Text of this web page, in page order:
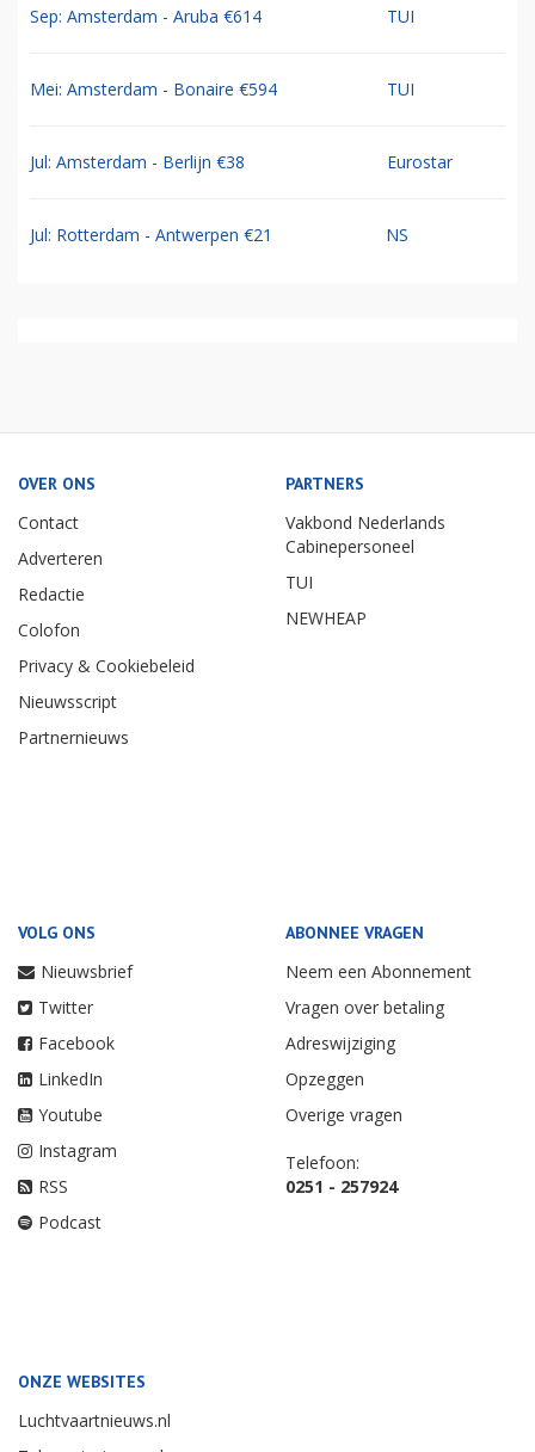
Sep: Amsterdam - Aruba €614 TUI
Mei: Amsterdam - Bonaire €594 TUI
Jul: Amsterdam - Berlijn €38 Eurostar
Jul: Rotterdam - Antwerpen €21 NS
OVER ONS
Contact
Adverteren
Redactie
Colofon
Privacy & Cookiebeleid
Nieuwsscript
Partnernieuws
PARTNERS
Vakbond Nederlands
Cabinepersoneel
TUI
NEWHEAP
VOLG ONS
Nieuwsbrief
Twitter
Facebook
LinkedIn
Youtube
Instagram
RSS
Podcast
ABONNEE VRAGEN
Neem een Abonnement
Vragen over betaling
Adreswijziging
Opzeggen
Overige vragen
Telefoon:
0251 - 257924
ONZE WEBSITES
Luchtvaartnieuws.nl